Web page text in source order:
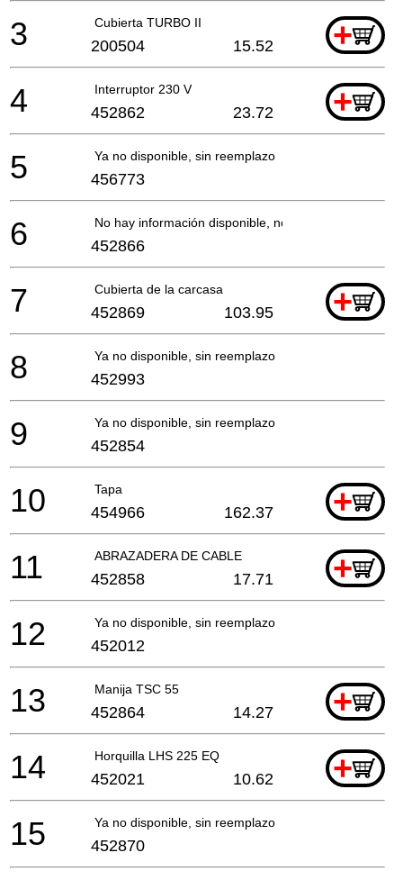
Cubierta TURBO II +
3 200504 15.52
Interruptor 230 V +
4 452862 23.72
Ya no disponible, sin reemplazo
5 456773
No hay información disponible, no se puede pedir
6 452866
Cubierta de la carcasa +
7 452869 103.95
Ya no disponible, sin reemplazo
8 452993
Ya no disponible, sin reemplazo
9 452854
Tapa +
10 454966 162.37
ABRAZADERA DE CABLE +
11 452858 17.71
Ya no disponible, sin reemplazo
12 452012
Manija TSC 55 +
13 452864 14.27
Horquilla LHS 225 EQ +
14 452021 10.62
Ya no disponible, sin reemplazo
15 452870